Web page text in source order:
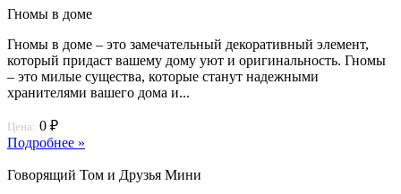
Гномы в доме
Гномы в доме – это замечательный декоративный элемент,
который придаст вашему дому уют и оригинальность. Гномы
– это милые существа, которые станут надежными
хранителями вашего дома и...
Цена: 0 ₽
Подробнее »
Говорящий Том и Друзья Мини